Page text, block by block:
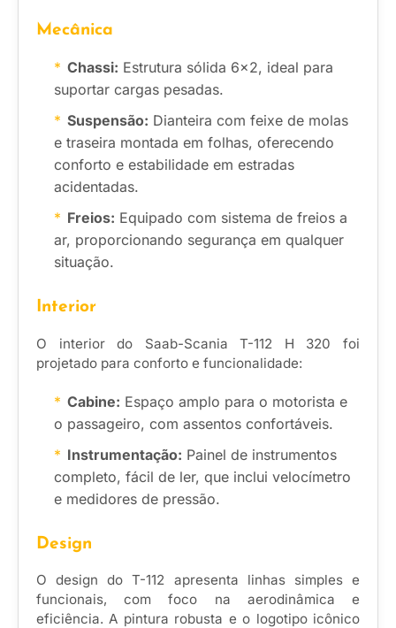
Mecânica
Chassi: Estrutura sólida 6×2, ideal para
suportar cargas pesadas.
Suspensão: Dianteira com feixe de molas
e traseira montada em folhas, oferecendo
conforto e estabilidade em estradas
acidentadas.
Freios: Equipado com sistema de freios a
ar, proporcionando segurança em qualquer
situação.
Interior
O interior do Saab-Scania T-112 H 320 foi
projetado para conforto e funcionalidade:
Cabine: Espaço amplo para o motorista e
o passageiro, com assentos confortáveis.
Instrumentação: Painel de instrumentos
completo, fácil de ler, que inclui velocímetro
e medidores de pressão.
Design
O design do T-112 apresenta linhas simples e
funcionais, com foco na aerodinâmica e
eficiência. A pintura robusta e o logotipo icônico